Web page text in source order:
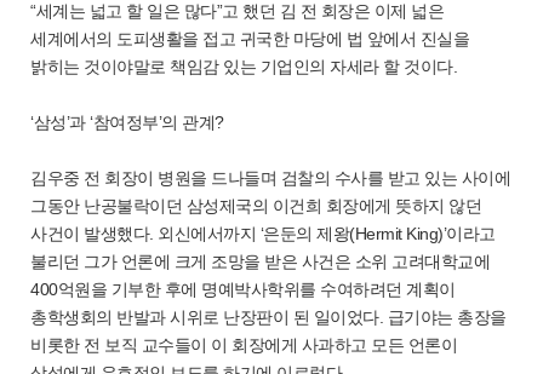
“세계는 넓고 할 일은 많다”고 했던 김 전 회장은 이제 넓은
세계에서의 도피생활을 접고 귀국한 마당에 법 앞에서 진실을
밝히는 것이야말로 책임감 있는 기업인의 자세라 할 것이다.
‘삼성’과 ‘참여정부’의 관계?
김우중 전 회장이 병원을 드나들며 검찰의 수사를 받고 있는 사이에
그동안 난공불락이던 삼성제국의 이건희 회장에게 뜻하지 않던
사건이 발생했다. 외신에서까지 ‘은둔의 제왕(Hermit King)’이라고
불리던 그가 언론에 크게 조망을 받은 사건은 소위 고려대학교에
400억원을 기부한 후에 명예박사학위를 수여하려던 계획이
총학생회의 반발과 시위로 난장판이 된 일이었다. 급기야는 총장을
비롯한 전 보직 교수들이 이 회장에게 사과하고 모든 언론이